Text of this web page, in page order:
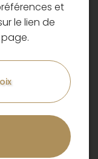
et
et
le lien de